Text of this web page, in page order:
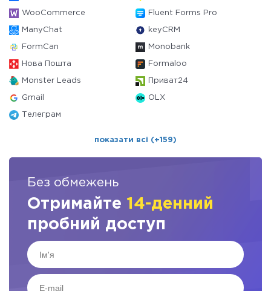
WooCommerce Fluent Forms Pro
ManyChat keyCRM
FormCan Monobank
Нова Пошта Formaloo
Monster Leads Приват24
Gmail OLX
Телеграм
показати всі (+159)
Без обмежень
Отримайте 14-денний
пробний доступ